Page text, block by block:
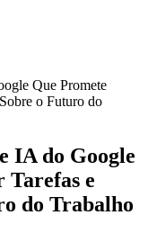
Que Promete
o Futuro do
IA do Google
Tarefas e
do Trabalho